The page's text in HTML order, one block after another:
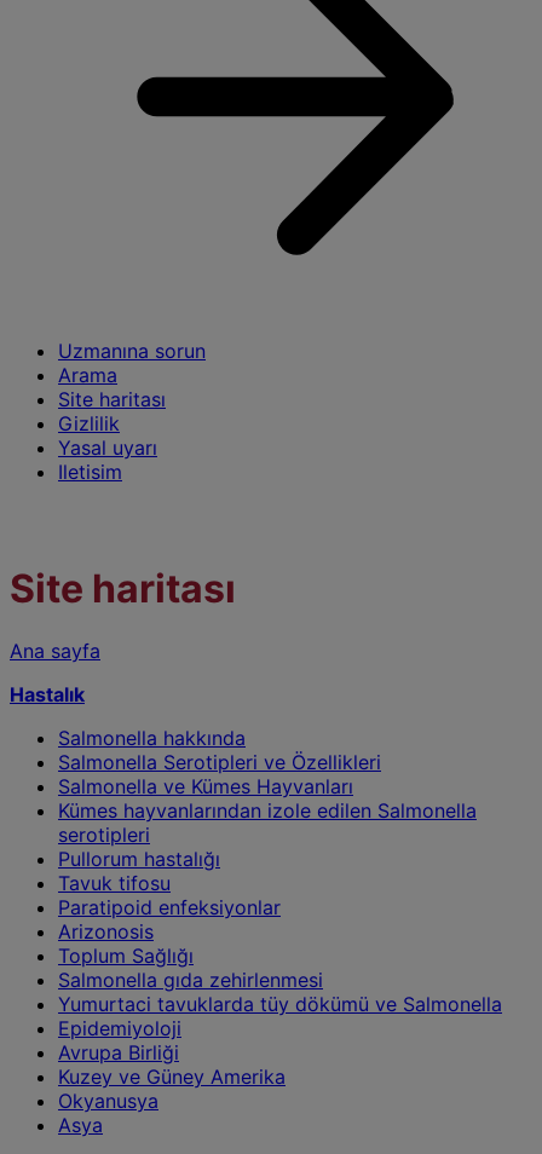
Uzmanına sorun
Arama
Site haritası
Gizlilik
Yasal uyarı
Iletisim
Site haritası
Ana sayfa
Hastalık
Salmonella hakkında
Salmonella Serotipleri ve Özellikleri
Salmonella ve Kümes Hayvanları
Kümes hayvanlarından izole edilen Salmonella
serotipleri
Pullorum hastalığı
Tavuk tifosu
Paratipoid enfeksiyonlar
Arizonosis
Toplum Sağlığı
Salmonella gıda zehirlenmesi
Yumurtaci tavuklarda tüy dökümü ve Salmonella
Epidemiyoloji
Avrupa Birliği
Kuzey ve Güney Amerika
Okyanusya
Asya